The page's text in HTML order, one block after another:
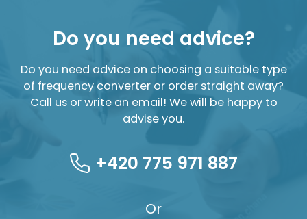
Do you need advice?
Do you need advice on choosing a suitable type
of frequency converter or order straight away?
Call us or write an email! We will be happy to
advise you.
+420 775 971 887
Or